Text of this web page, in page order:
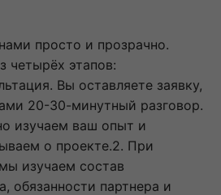
просто и прозрачно.
четырёх этапов:
Вы оставляете заявку,
20-30-минутный разговор.
изучаем ваш опыт и
о проекте.2. При
изучаем состав
обязанности партнера и